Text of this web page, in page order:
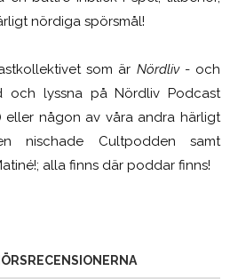
nördiga spörsmål!
som är Nördliv- och
och lyssna på Nördliv Podcast
eller någon av våra andra härligt
nischade Cultpodden samt
alla finns där poddar finns!